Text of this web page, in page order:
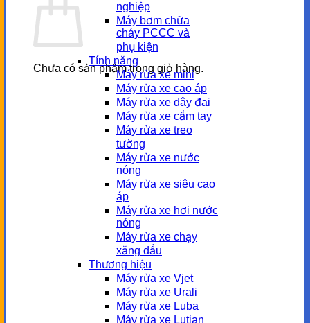
Chưa có sản phẩm trong giỏ hàng.
nghiệp
Máy bơm chữa
cháy PCCC và
phụ kiện
Tính năng
Máy rửa xe mini
Máy rửa xe cao áp
Máy rửa xe dây đai
Máy rửa xe cầm tay
Máy rửa xe treo
tường
Máy rửa xe nước
nóng
Máy rửa xe siêu cao
áp
Máy rửa xe hơi nước
nóng
Máy rửa xe chạy
xăng dầu
Thương hiệu
Máy rửa xe Vjet
Máy rửa xe Urali
Máy rửa xe Luba
Máy rửa xe Lutian